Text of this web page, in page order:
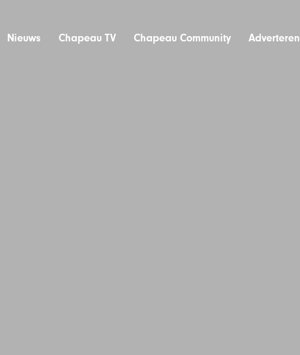
Nieuws Chapeau TV Chapeau Community Adverteren